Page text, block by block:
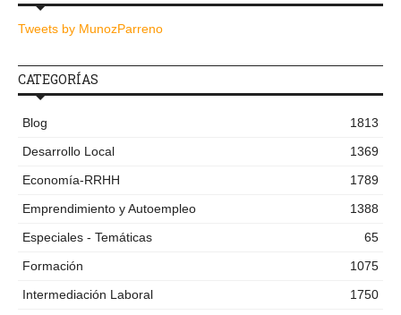
Tweets by MunozParreno
CATEGORÍAS
Blog
1813
Desarrollo Local
1369
Economía-RRHH
1789
Emprendimiento y Autoempleo
1388
Especiales - Temáticas
65
Formación
1075
Intermediación Laboral
1750